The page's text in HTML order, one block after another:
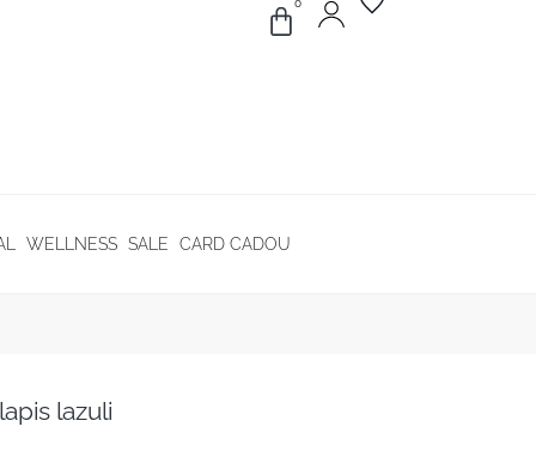
0
WELLNESS SALE CARD CADOU
lazuli